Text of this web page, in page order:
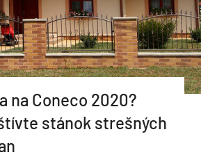
na Coneco 2020?
stánok strešných